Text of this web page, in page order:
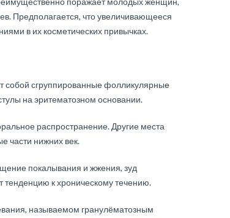
Предполагается, что увеличивающееся
в их косметических привычках.
собой сгруппированные фолликулярные
на эритематозном основании.
распространение. Другие места
части нижних век.
покалывания и жжения, зуд
тенденцию к хроническому течению.
называемом гранулёматозным